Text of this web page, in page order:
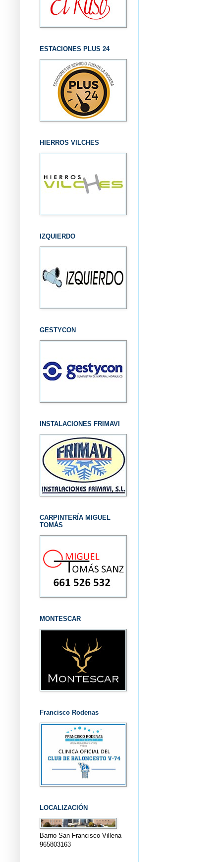
ESTACIONES PLUS 24
HIERROS VILCHES
IZQUIERDO
GESTYCON
INSTALACIONES FRIMAVI
CARPINTERÍA MIGUEL
TOMÁS
MONTESCAR
Francisco Rodenas
LOCALIZACIÓN
Barrio San Francisco Villena
965803163